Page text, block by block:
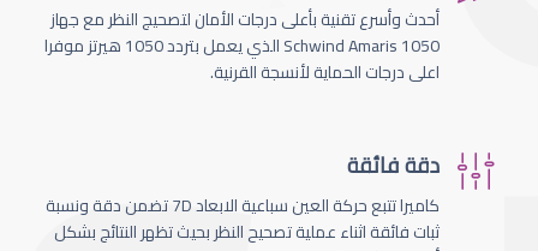
أحدث وأسرع تقنية بأعلى درجات الأمان لتصحيج النظر مع جهاز
Schwind Amaris 1050 الذي يعمل بتردد 1050 هيرتز موفرا
اعلى درجات الحماية لأنسجة القرنية.
دقة فائقة
كاميرا تتبع حركة العين سباعية الابعاد 7D تضمن دقة ونسبة
ثبات فائقة اثناء عملية تصحيح النظر بحيث تظهر النتائج بشكل